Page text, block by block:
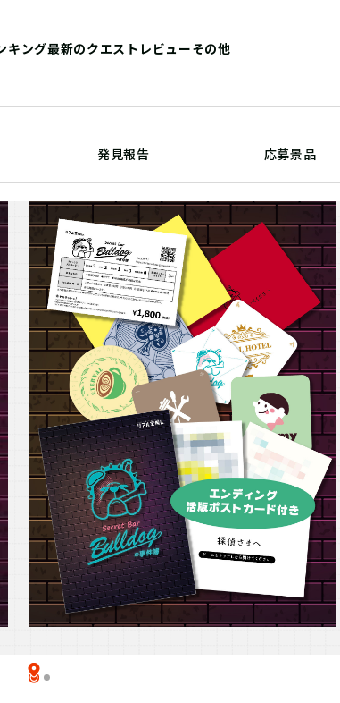
キング最新のクエストレビューその他
発見報告 応募景品